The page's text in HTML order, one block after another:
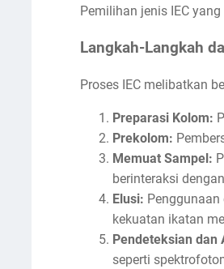
Pemilihan jenis IEC
Langkah-Langkah
Proses IEC melibatkan
Preparasi Kolom:
Prekolom:
Memuat Sampel:
berinteraksi
Elusi:
kekuatan ikatan
Pendeteksian dan
seperti